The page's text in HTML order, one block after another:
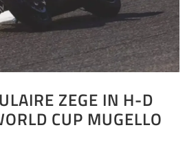
ZEGE IN H-D
CUP MUGELLO